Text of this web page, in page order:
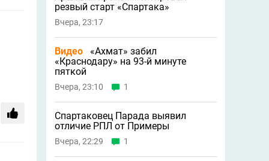
резвый старт «Спартака»
Вчера, 23:17
Видео
«Ахмат» забил
«Краснодару» на 93-й минуте
пяткой
Вчера, 23:10 1
Спартаковец Парада выявил
отличие РПЛ от Примеры
Вчера, 22:29 1